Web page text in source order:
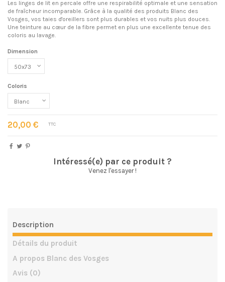
Les linges de lit en percale offre une respirabilité optimale et une sensation
de fraîcheur incomparable. Grâce à la qualité des produits Blanc des
Vosges, vos taies d'oreillers sont plus durables et vos nuits plus douces.
Une teinture au cœur de la fibre permet en plus une excellente tenue des
coloris au lavage.
Dimension
Coloris
20,00 € TTC
Intéressé(e) par ce produit ?
Venez l'essayer !
Description
Détails du produit
A propos Blanc des Vosges
Avis (0)